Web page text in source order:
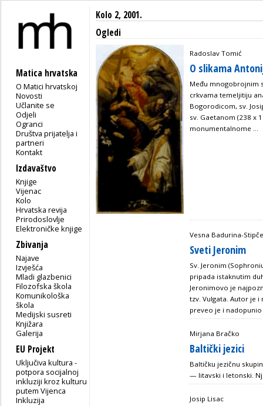
Matica hrvatska
O Matici hrvatskoj
Novosti
Učlanite se
Odjeli
Ogranci
Društva prijatelja i
partneri
Kontakt
Izdavaštvo
Knjige
Vijenac
Kolo
Hrvatska revija
Prirodoslovlje
Elektroničke knjige
Zbivanja
Najave
Izvješća
Mladi glazbenici
Filozofska škola
Komunikološka
škola
Medijski susreti
Knjižara
Galerija
EU Projekt
Uključiva kultura -
potpora socijalnoj
inkluziji kroz kulturu
putem Vijenca
Inkluzija
Kolo 2, 2001.
Ogledi
Radoslav Tomić
O slikama
Među mnogobrojnim
crkvama temeljitiju
Bogorodicom, sv.
sv. Gaetanom (238 x
monumentalnome ...
Vesna Badurina-
Sveti Jeronim
Sv. Jeronim
pripada istaknutim
Jeronimovo je
tzv. Vulgata. Autor je
preveo je i nadopunio
Mirjana Bračko
Baltički jezici
Baltičku jezičnu
— litavski i letonski.
Josip Lisac